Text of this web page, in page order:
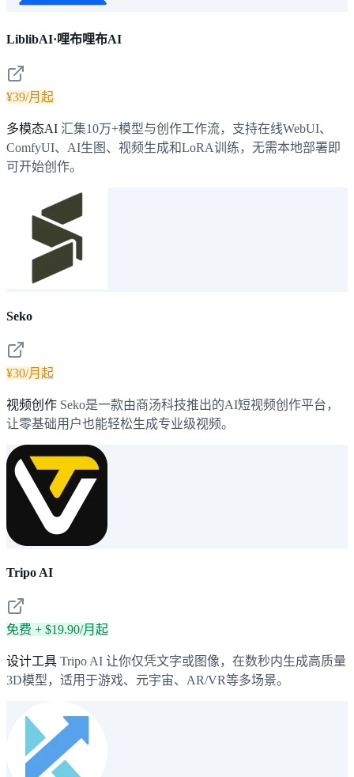
LiblibAI·哩布哩布AI
¥39/月起
多模态AI 汇集10万+模型与创作工作流，支持在线WebUI、
ComfyUI、AI生图、视频生成和LoRA训练，无需本地部署即
可开始创作。
Seko
¥30/月起
视频创作 Seko是一款由商汤科技推出的AI短视频创作平台，
让零基础用户也能轻松生成专业级视频。
Tripo AI
免费 + $19.90/月起
设计工具 Tripo AI 让你仅凭文字或图像，在数秒内生成高质量
3D模型，适用于游戏、元宇宙、AR/VR等多场景。